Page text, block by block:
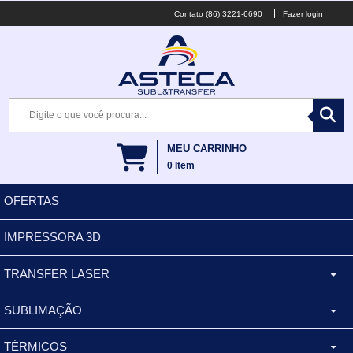
(86) 3221-6690 Fazer login
MEU CARRINHO
0 Item
OFERTAS
IMPRESSORA 3D
TRANSFER LASER
CANECA ALUMINIO
BALDES
SUBLIMAÇÃO
XÍCARA
TÉRMICOS